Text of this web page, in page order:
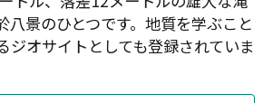
八景のひとつです。地質を学ぶこと
ジオサイトとしても登録されていま